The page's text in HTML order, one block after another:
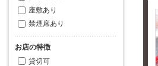
座敷あり
禁煙席あり
お店の特徴
貸切可